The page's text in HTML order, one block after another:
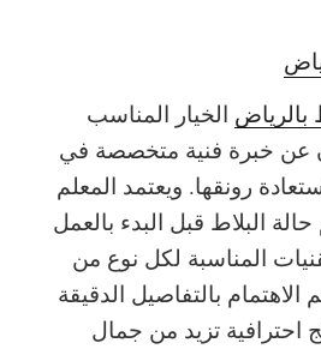
بالرياض الخيار المناسب
عن خبرة فنية متخصصة في
رونقها. ويعتمد المعلم
البلاط قبل البدء بالعمل
المناسبة لكل نوع من
بالتفاصيل الدقيقة
احترافية تزيد من جمال